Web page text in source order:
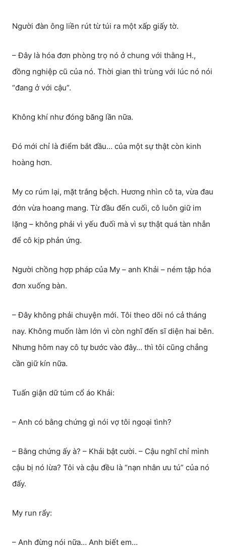
Người đàn ông liền rút từ túi ra một xấp giấy tờ.
– Đây là hóa đơn phòng trọ nó ở chung với thằng H.,
đồng nghiệp cũ của nó. Thời gian thì trùng với lúc nó nói
“đang ở với cậu”.
Không khí như đóng băng lần nữa.
Đó mới chỉ là điểm bắt đầu… của một sự thật còn kinh
hoàng hơn.
My co rúm lại, mặt trắng bệch. Hương nhìn cô ta, vừa đau
đớn vừa hoang mang. Từ đầu đến cuối, cô luôn giữ im
lặng – không phải vì yếu đuối mà vì sự thật quá tàn nhẫn
để cô kịp phản ứng.
Người chồng hợp pháp của My – anh Khải – ném tập hóa
đơn xuống bàn.
– Đây không phải chuyện mới. Tôi theo dõi nó cả tháng
nay. Không muốn làm lớn vì còn nghĩ đến sĩ diện hai bên.
Nhưng hôm nay cô tự bước vào đây… thì tôi cũng chẳng
cần giữ kín nữa.
Tuấn giận dữ túm cổ áo Khải:
– Anh có bằng chứng gì nói vợ tôi ngoại tình?
– Bằng chứng ấy à? – Khải bật cười. – Cậu nghĩ chỉ mình
cậu bị nó lừa? Tôi và cậu đều là “nạn nhân ưu tú” của nó
đấy.
My run rẩy:
– Anh đừng nói nữa… Anh biết em…